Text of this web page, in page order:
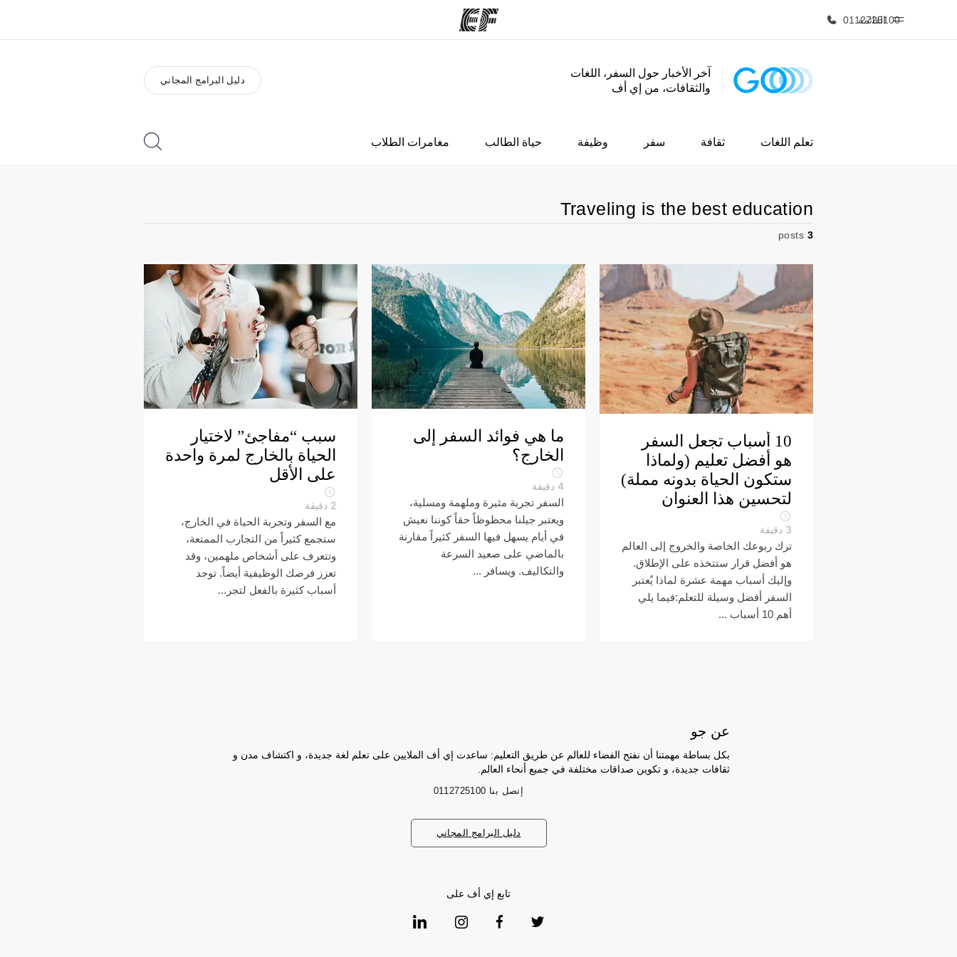
القائمة
0112725100
الصفحة الرئيسية برامج وظائف
آخر الأخبار حول السفر، اللغات
والثقافات، من إي أف
دليل البرامج المجاني
تعلم اللغات ثقافة سفر وظيفة حياة الطالب مغامرات الطلاب
Traveling is the best education
3
posts
10 أسباب تجعل السفر
هو أفضل تعليم (ولماذا
ستكون الحياة بدونه مملة)
لتحسين هذا العنوان
3 دقيقة
ترك ربوعك الخاصة والخروج إلى العالم
هو أفضل قرار ستتخذه على الإطلاق.
وإليك أسباب مهمة عشرة لماذا يُعتبر
السفر أفضل وسيلة للتعلم:فيما يلي
أهم 10 أسباب ...
ما هي فوائد السفر إلى
الخارج؟
4 دقيقة
السفر تجربة مثيرة وملهمة ومسلية،
ويعتبر جيلنا محظوظاً حقاً كوننا نعيش
في أيام يسهل فيها السفر كثيراً مقارنة
بالماضي على صعيد السرعة
والتكاليف. ويسافر ...
سبب “مفاجئ” لاختيار
الحياة بالخارج لمرة واحدة
على الأقل
2 دقيقة
مع السفر وتجربة الحياة في الخارج،
ستجمع كثيراً من التجارب الممتعة،
وتتعرف على أشخاص ملهمين، وقد
تعزز فرصك الوظيفية أيضاً. توجد
أسباب كثيرة بالفعل لتجر...
عن جو
بكل بساطة مهمتنا أن نفتح الفضاء للعالم عن طريق التعليم: ساعدت إي أف الملايين على تعلم لغة جديدة، و اكتشاف مدن و
ثقافات جديدة، و تكوين صداقات مختلفة في جميع أنحاء العالم.
إتصل بنا 0112725100
دليل البرامج المجاني
تابع إي أف على